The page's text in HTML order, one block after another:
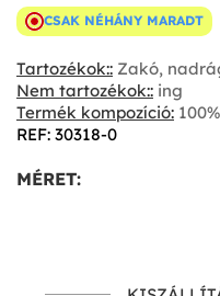
CSAK NÉHÁNY MARADT
Tartozékok:: Zakó,
Nem tartozékok:: ing
Termék kompozíció:
REF: 30318-0
MÉRET: